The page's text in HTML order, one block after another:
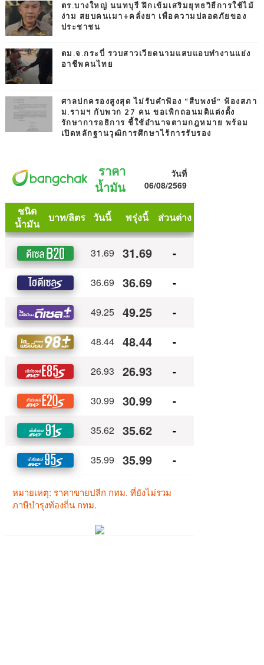
ตร.บางใหญ่ นนทบุรี ฝึกเข้มเสริมยุทธวิธีการใช้ไม้
ง่าม สยบคนเมา+คลั่งยา เพื่อความปลอดภัยของ
ประชาชน
ตม.จ.กระบี่ รวบสาวเวียดนามแสบแอบทำงานแย่ง
อาชีพคนไทย
ศาลปกครองสูงสุด ไม่รับคำฟ้อง “สืบพงษ์” ฟ้องสภา
ม.รามฯ กับพวก 27 คน ขอเพิกถอนมติแต่งตั้ง
รักษาการอธิการ ชี้ใช้อำนาจตามกฎหมาย พร้อม
เปิดหลักฐานวุฒิการศึกษาไร้การรับรอง